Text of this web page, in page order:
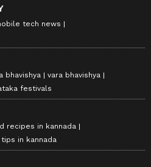
tech news
bhavishya
vara bhavishya
festivals
recipes in kannada
in kannada